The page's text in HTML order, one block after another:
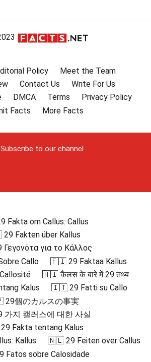
Policy
Meet the Team
Contact Us
Write For Us
DMCA Terms
Privacy Policy
Facts
More Facts
Subscribe to our channel
om Callus: Callus
Fakten über Kallus
για το Κάλλος
Callo
🇫🇮 29 Faktaa Kallus
🇭🇮 कैलस के बारे में 29 तथ्य
Kalus
🇮🇹 29 Fatti su Callo
個のカルスの事実
지 캘러스에 대한 사실
Fakta tentang Kalus
Kallus
🇳🇱 29 Feiten over Callus
sobre Calosidade